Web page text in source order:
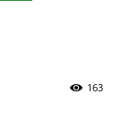
163